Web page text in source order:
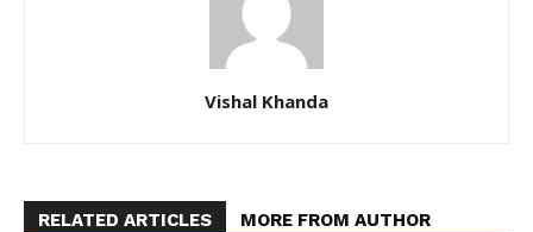
Vishal Khanda
RELATED ARTICLES MORE FROM AUTHOR